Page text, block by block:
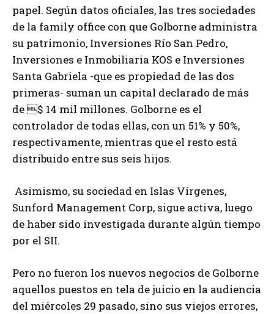
papel. Según datos oficiales, las tres sociedades
de la family office con que Golborne administra
su patrimonio, Inversiones Río San Pedro,
Inversiones e Inmobiliaria KOS e Inversiones
Santa Gabriela -que es propiedad de las dos
primeras- suman un capital declarado de más
de $ 14 mil millones. Golborne es el
controlador de todas ellas, con un 51% y 50%,
respectivamente, mientras que el resto está
distribuido entre sus seis hijos.
Asimismo, su sociedad en Islas Vírgenes,
Sunford Management Corp, sigue activa, luego
de haber sido investigada durante algún tiempo
por el SII.
Pero no fueron los nuevos negocios de Golborne
aquellos puestos en tela de juicio en la audiencia
del miércoles 29 pasado, sino sus viejos errores,